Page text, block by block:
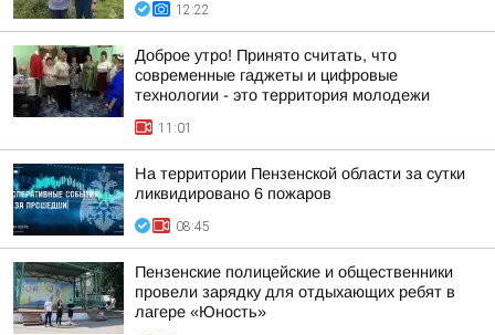
12:22
Доброе утро! Принято считать, что
современные гаджеты и цифровые
технологии - это территория молодежи
11:01
На территории Пензенской области за сутки
ликвидировано 6 пожаров
08:45
Пензенские полицейские и общественники
провели зарядку для отдыхающих ребят в
лагере «Юность»